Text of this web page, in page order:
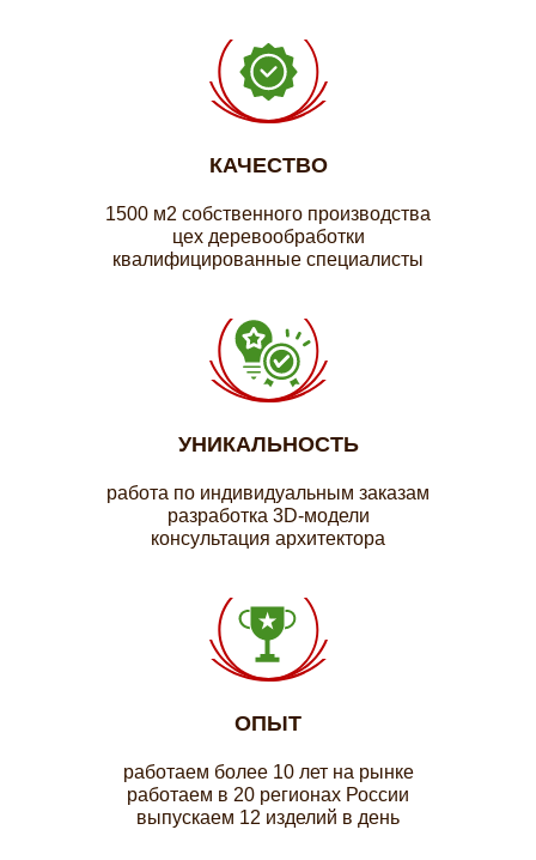
КАЧЕСТВО
1500 м2 собственного производства
цех деревообработки
квалифицированные специалисты
УНИКАЛЬНОСТЬ
работа по индивидуальным заказам
разработка 3D-модели
консультация архитектора
ОПЫТ
работаем более 10 лет на рынке
работаем в 20 регионах России
выпускаем 12 изделий в день